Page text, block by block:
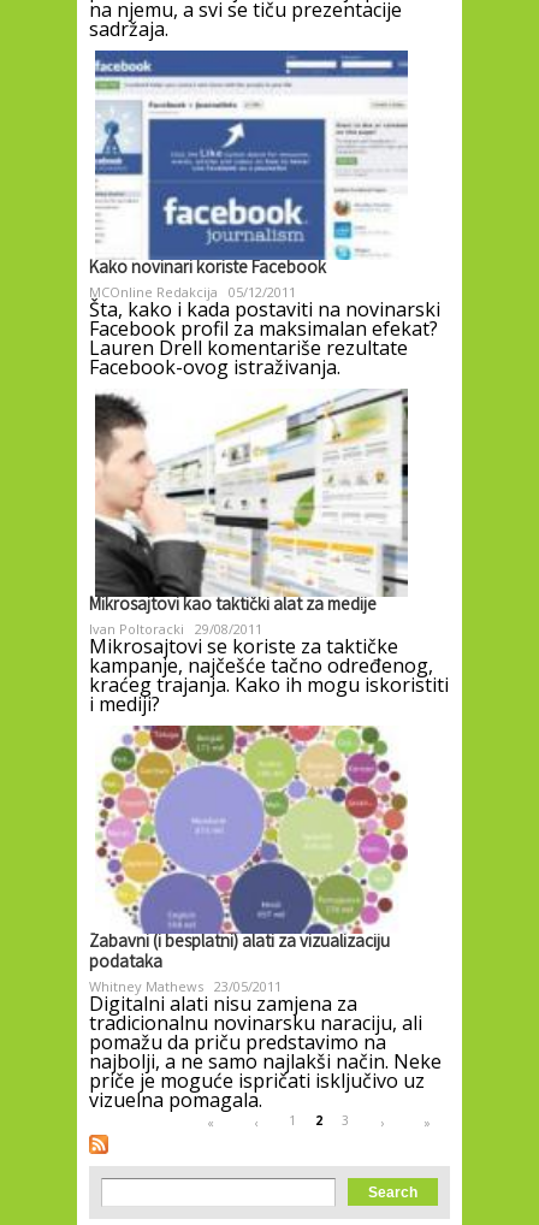
na njemu, a svi se tiču prezentacije
sadržaja.
Kako novinari koriste Facebook
MCOnline Redakcija 05/12/2011
Šta, kako i kada postaviti na novinarski
Facebook profil za maksimalan efekat?
Lauren Drell komentariše rezultate
Facebook-ovog istraživanja.
Mikrosajtovi kao taktički alat za medije
Ivan Poltoracki 29/08/2011
Mikrosajtovi se koriste za taktičke
kampanje, najčešće tačno određenog,
kraćeg trajanja. Kako ih mogu iskoristiti
i mediji?
Zabavni (i besplatni) alati za vizualizaciju
podataka
Whitney Mathews 23/05/2011
Digitalni alati nisu zamjena za
tradicionalnu novinarsku naraciju, ali
pomažu da priču predstavimo na
najbolji, a ne samo najlakši način. Neke
priče je moguće ispričati isključivo uz
vizuelna pomagala.
Pages « ‹ 1 2 3 › »
Search form
Search